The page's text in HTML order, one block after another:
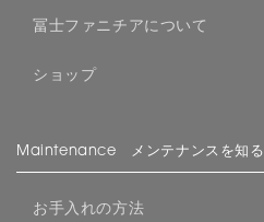
冨士ファニチアについて
ショップ
Maintenance メンテナンスを知る
お手入れの方法